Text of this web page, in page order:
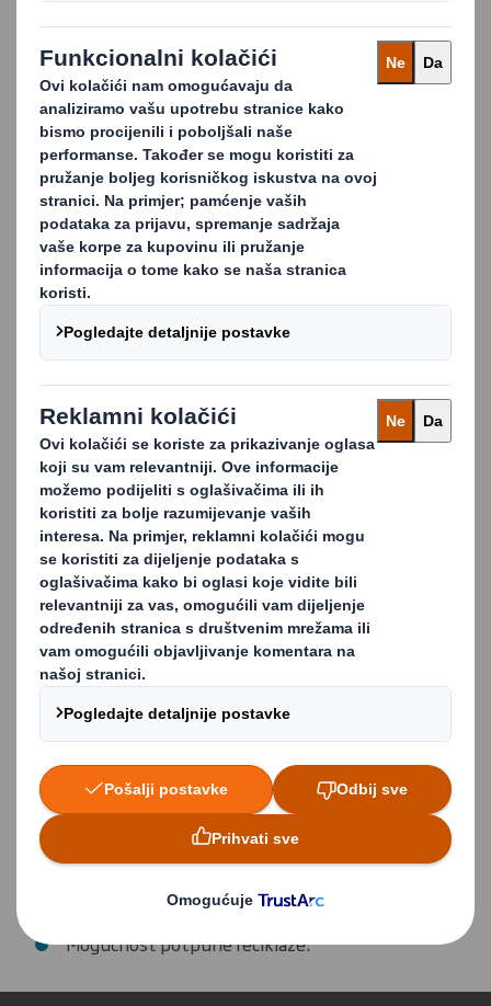
Dizajniramo i proizvodimo širok asortiman
promotivne display ambalaže od valovitog kartona, s
ciljem poboljšanja komunikacije vašeg branda. Ova
vrsta ambalaže obuhvaća samostojeće jedinice za
izlaganje, jedinice za izlaganje robe, kartonske figure i
proizvode za izlaganje na pultovima za razne
primjene.
Cilj nam je razviti inovativna rješenja za izlaganje, koja
objedinjuju sigurnost pri prijevozu, učinkovito
skladištenje i prezentaciju u maloprodaji.
Ova vrsta promotivne display ambalaže proizvodi se u
našoj tvornici u Mađarskoj.
Prednosti POS ambalaže:
Povećana vidljivost proizvoda;
Veća prodaja proizvoda;
Lako sklapanje displaya;
Mogućnost potpune reciklaže.